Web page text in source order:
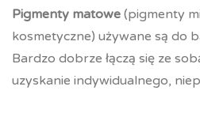
Pigmenty matowe (pigmenty
kosmetyczne) używane są do
Bardzo dobrze łączą się ze
uzyskanie indywidualnego,